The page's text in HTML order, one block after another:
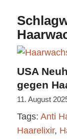
USA
gegen
11. August
Tags: Anti
Haarelixir,